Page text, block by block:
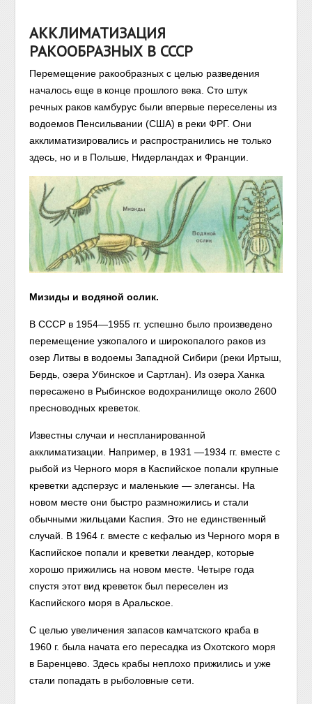
АККЛИМАТИЗАЦИЯ
РАКООБРАЗНЫХ В СССР
Перемещение ракообразных с целью разведения
началось еще в конце прошлого века. Сто штук
речных раков камбурус были впервые переселены из
водоемов Пенсильвании (США) в реки ФРГ. Они
акклиматизировались и распространились не только
здесь, но и в Польше, Нидерландах и Франции.
Мизиды и водяной ослик.
В СССР в 1954—1955 гг. успешно было произведено
перемещение узкопалого и широкопалого раков из
озер Литвы в водоемы Западной Сибири (реки Иртыш,
Бердь, озера Убинское и Сартлан). Из озера Ханка
пересажено в Рыбинское водохранилище около 2600
пресноводных креветок.
Известны случаи и неспланированной
акклиматизации. Например, в 1931 —1934 гг. вместе с
рыбой из Черного моря в Каспийское попали крупные
креветки адсперзус и маленькие — элегансы. На
новом месте они быстро размножились и стали
обычными жильцами Каспия. Это не единственный
случай. В 1964 г. вместе с кефалью из Черного моря в
Каспийское попали и креветки леандер, которые
хорошо прижились на новом месте. Четыре года
спустя этот вид креветок был переселен из
Каспийского моря в Аральское.
С целью увеличения запасов камчатского краба в
1960 г. была начата его пересадка из Охотского моря
в Баренцево. Здесь крабы неплохо прижились и уже
стали попадать в рыболовные сети.